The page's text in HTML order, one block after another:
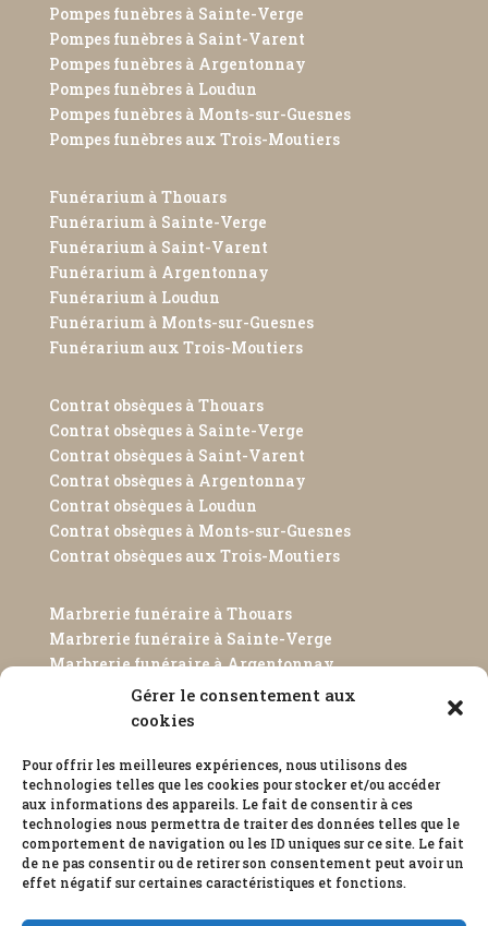
Gérer le consentement aux
cookies
Pour offrir les meilleures expériences, nous utilisons des
technologies telles que les cookies pour stocker et/ou accéder
aux informations des appareils. Le fait de consentir à ces
technologies nous permettra de traiter des données telles que le
comportement de navigation ou les ID uniques sur ce site. Le fait
de ne pas consentir ou de retirer son consentement peut avoir un
effet négatif sur certaines caractéristiques et fonctions.
Pompes funèbres à Sainte-Verge
Pompes funèbres à Saint-Varent
Pompes funèbres à Argentonnay
Pompes funèbres à Loudun
Pompes funèbres à Monts-sur-Guesnes
Pompes funèbres aux Trois-Moutiers
Funérarium à Thouars
Funérarium à Sainte-Verge
Funérarium à Saint-Varent
Funérarium à Argentonnay
Funérarium à Loudun
Funérarium à Monts-sur-Guesnes
Funérarium aux Trois-Moutiers
Contrat obsèques à Thouars
Contrat obsèques à Sainte-Verge
Contrat obsèques à Saint-Varent
Contrat obsèques à Argentonnay
Contrat obsèques à Loudun
Contrat obsèques à Monts-sur-Guesnes
Contrat obsèques aux Trois-Moutiers
Marbrerie funéraire à Thouars
Marbrerie funéraire à Sainte-Verge
Marbrerie funéraire à Argentonnay
Marbrerie funéraire à Loudun
Marbrerie funéraire à Monts-sur-Guesnes